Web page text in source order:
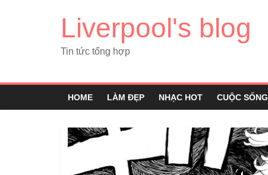
Liverpool's blog
Tin tức tổng hợp
HOME LÀM ĐẸP NHẠC HOT CUỘC SỐNG